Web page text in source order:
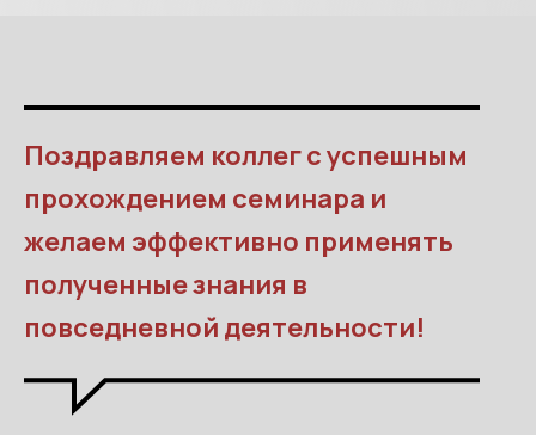
Поздравляем коллег с успешным
прохождением семинара и
желаем эффективно применять
полученные знания в
повседневной деятельности!